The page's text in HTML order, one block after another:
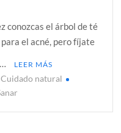
conozcas el árbol de té
el acné, pero fíjate
LEER MÁS
Cuidado natural